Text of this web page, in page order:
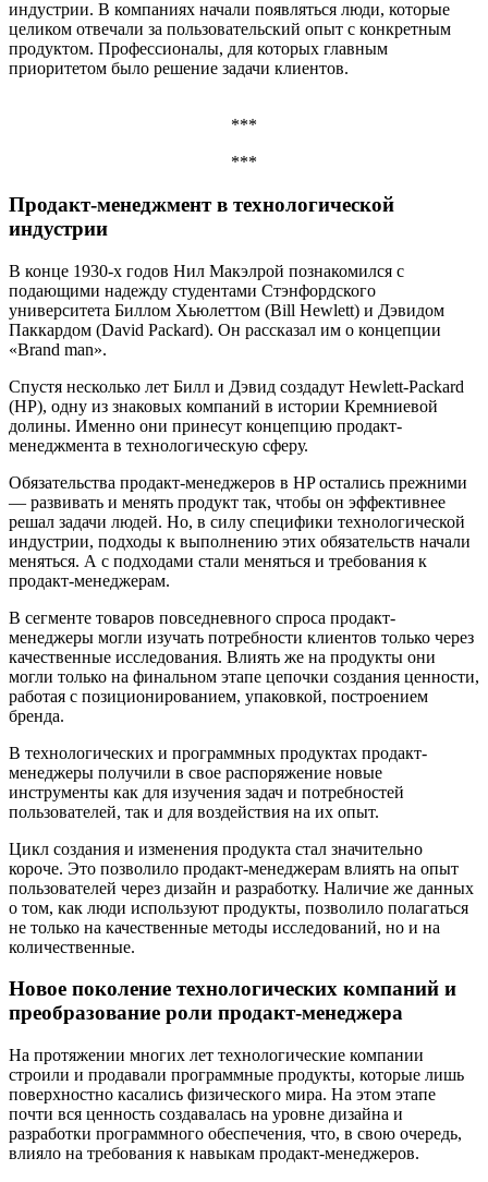
индустрии. В компаниях начали появляться люди, которые
целиком отвечали за пользовательский опыт с конкретным
продуктом. Профессионалы, для которых главным
приоритетом было решение задачи клиентов.
***
***
Продакт-менеджмент в технологической
индустрии
В конце 1930-х годов Нил Макэлрой познакомился с
подающими надежду студентами Стэнфордского
университета Биллом Хьюлеттом (Bill Hewlett) и Дэвидом
Паккардом (David Packard). Он рассказал им о концепции
«Brand man».
Спустя несколько лет Билл и Дэвид создадут Hewlett-Packard
(HP), одну из знаковых компаний в истории Кремниевой
долины. Именно они принесут концепцию продакт-
менеджмента в технологическую сферу.
Обязательства продакт-менеджеров в HP остались прежними
— развивать и менять продукт так, чтобы он эффективнее
решал задачи людей. Но, в силу специфики технологической
индустрии, подходы к выполнению этих обязательств начали
меняться. А с подходами стали меняться и требования к
продакт-менеджерам.
В сегменте товаров повседневного спроса продакт-
менеджеры могли изучать потребности клиентов только через
качественные исследования. Влиять же на продукты они
могли только на финальном этапе цепочки создания ценности,
работая с позиционированием, упаковкой, построением
бренда.
В технологических и программных продуктах продакт-
менеджеры получили в свое распоряжение новые
инструменты как для изучения задач и потребностей
пользователей, так и для воздействия на их опыт.
Цикл создания и изменения продукта стал значительно
короче. Это позволило продакт-менеджерам влиять на опыт
пользователей через дизайн и разработку. Наличие же данных
о том, как люди используют продукты, позволило полагаться
не только на качественные методы исследований, но и на
количественные.
Новое поколение технологических компаний и
преобразование роли продакт-менеджера
На протяжении многих лет технологические компании
строили и продавали программные продукты, которые лишь
поверхностно касались физического мира. На этом этапе
почти вся ценность создавалась на уровне дизайна и
разработки программного обеспечения, что, в свою очередь,
влияло на требования к навыкам продакт-менеджеров.